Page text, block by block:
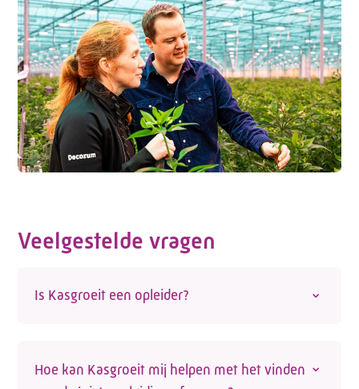
Veelgestelde vragen
Is Kasgroeit een opleider?
opleiding te vinden. Op onze site vind je een
Hoe kan Kasgroeit mij helpen met het vinden